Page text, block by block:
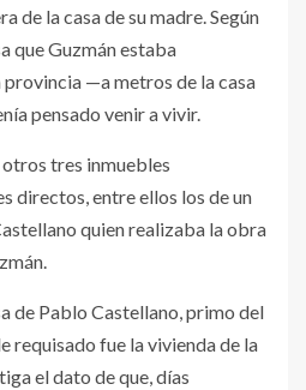
de la casa de su madre. Según
que Guzmán estaba
—a metros de la casa
pensado venir a vivir.
tres inmuebles
directos, entre ellos los de un
quien realizaba la obra
de Pablo Castellano, primo del
requisado fue la vivienda de la
el dato de que, días